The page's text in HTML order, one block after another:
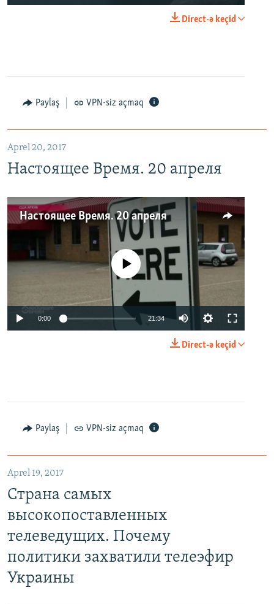
Direct-ə keçid
Paylaş VPN-siz açmaq
Aprel 20, 2017
Настоящее Время. 20 апреля
Настоящее Время. 20 апреля
No media source currently available
0:00 21:34
Direct-ə keçid
Paylaş VPN-siz açmaq
Aprel 19, 2017
Страна самых
высокопоставленных
телеведущих. Почему
политики захватили телеэфир
Украины